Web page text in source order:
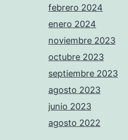
febrero 2024
enero 2024
noviembre 2023
octubre 2023
septiembre 2023
agosto 2023
junio 2023
agosto 2022